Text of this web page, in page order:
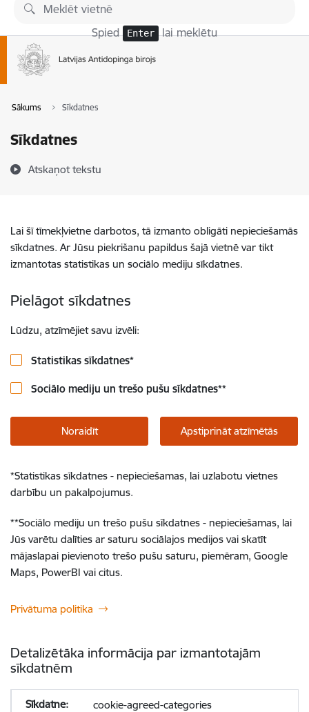
Pāriet uz lapas saturu
Spied Enter lai meklētu
Sākums Sīkdatnes
Sīkdatnes
Atskaņot tekstu
Lai šī tīmekļvietne darbotos, tā izmanto obligāti nepieciešamās
sīkdatnes. Ar Jūsu piekrišanu papildus šajā vietnē var tikt
izmantotas statistikas un sociālo mediju sīkdatnes.
Pielāgot sīkdatnes
Lūdzu, atzīmējiet savu izvēli:
Statistikas sīkdatnes*
Sociālo mediju un trešo pušu sīkdatnes**
Noraidīt Apstiprināt atzīmētās
*Statistikas sīkdatnes - nepieciešamas, lai uzlabotu vietnes
darbību un pakalpojumus.
**Sociālo mediju un trešo pušu sīkdatnes - nepieciešamas, lai
Jūs varētu dalīties ar saturu sociālajos medijos vai skatīt
mājaslapai pievienoto trešo pušu saturu, piemēram, Google
Maps, PowerBI vai citus.
Privātuma politika
Detalizētāka informācija par izmantotajām
sīkdatnēm
cookie-agreed-categories